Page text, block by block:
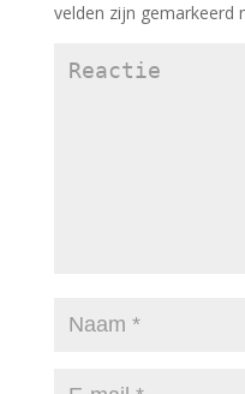
velden zijn gemarkeerd